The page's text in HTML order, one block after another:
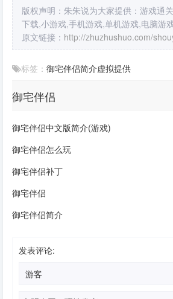
版权声明：朱朱说为大家提供：游戏通
下载,小游戏,手机游戏,单机游戏,电脑游
原文链接： http://zhuzhushuo.com/
标签： 御宅伴侣简介虚拟提供
御宅伴侣
御宅伴侣中文版简介(游戏)
御宅伴侣怎么玩
御宅伴侣补丁
御宅伴侣
御宅伴侣简介
发表评论: